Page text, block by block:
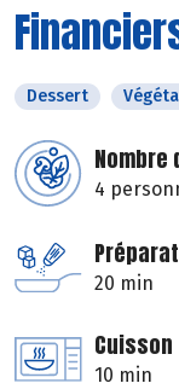
Dessert
Nombre
4
20 min
Cuisson
10 min